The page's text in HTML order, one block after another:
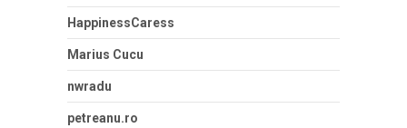
HappinessCaress
Marius Cucu
nwradu
petreanu.ro